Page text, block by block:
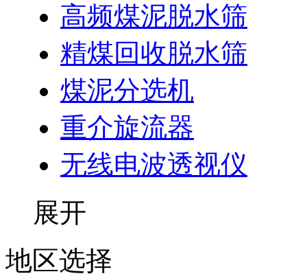
高频煤泥脱水筛
精煤回收脱水筛
煤泥分选机
重介旋流器
无线电波透视仪
展开
地区选择